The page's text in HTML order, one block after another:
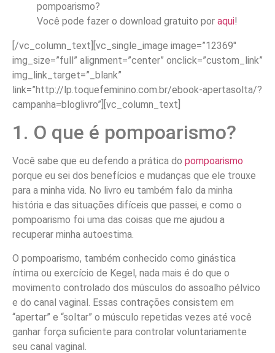
pompoarismo?
Você pode fazer o download gratuito por aqui!
[/vc_column_text][vc_single_image image=”12369″
img_size=”full” alignment=”center” onclick=”custom_link”
img_link_target=”_blank”
link=”http://lp.toquefeminino.com.br/ebook-apertasolta/?
campanha=bloglivro”][vc_column_text]
1. O que é pompoarismo?
Você sabe que eu defendo a prática do pompoarismo
porque eu sei dos benefícios e mudanças que ele trouxe
para a minha vida. No livro eu também falo da minha
história e das situações difíceis que passei, e como o
pompoarismo foi uma das coisas que me ajudou a
recuperar minha autoestima.
O pompoarismo, também conhecido como ginástica
íntima ou exercício de Kegel, nada mais é do que o
movimento controlado dos músculos do assoalho pélvico
e do canal vaginal. Essas contrações consistem em
“apertar” e “soltar” o músculo repetidas vezes até você
ganhar força suficiente para controlar voluntariamente
seu canal vaginal.